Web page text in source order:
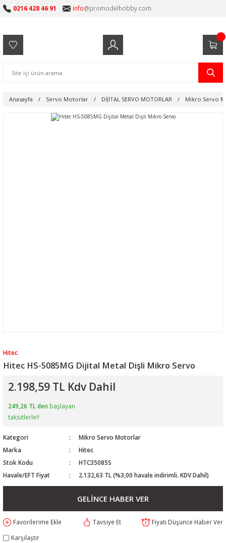
0216 428 46 91 info@promodelhobby.com
Anasayfa Servo Motorlar DİJİTAL SERVO MOTORLAR Mikro Servo
Hitec
Hitec HS-5085MG Dijital Metal Dişli Mikro Servo
2.198,59 TL Kdv Dahil
249,26 TL den başlayan
taksitlerle!!
Kategori
Mikro Servo Motorlar
Marka
Hitec
Stok Kodu
HTC35085S
Havale/EFT Fiyat
2.132,63 TL (%3,00 havale indirimli. KDV Dahil)
GELİNCE HABER VER
Tavsiye Et
Fiyatı Düşünce Haber Ver
Karşılaştır